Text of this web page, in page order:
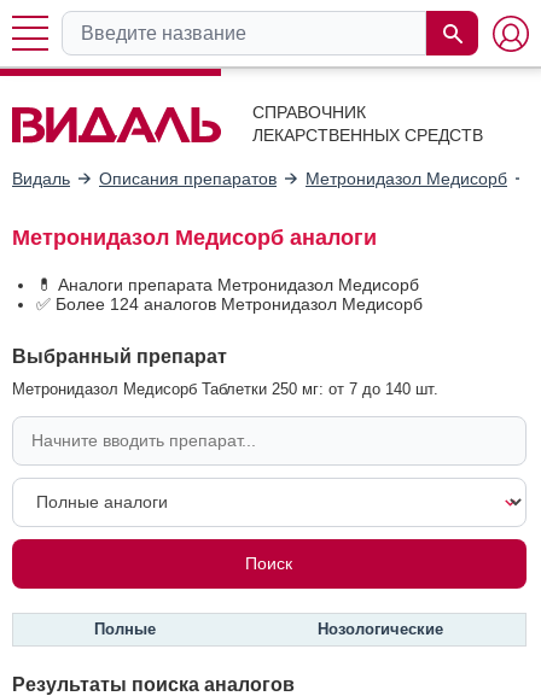
СПРАВОЧНИК
ЛЕКАРСТВЕННЫХ СРЕДСТВ
Видаль Описания препаратов Метронидазол Медисорб
Метронидазол Медисорб аналоги
💊 Аналоги препарата Метронидазол Медисорб
✅ Более 124 аналогов Метронидазол Медисорб
Выбранный препарат
Метронидазол Медисорб Таблетки 250 мг: от 7 до 140 шт.
Полные Нозологические
Результаты поиска аналогов